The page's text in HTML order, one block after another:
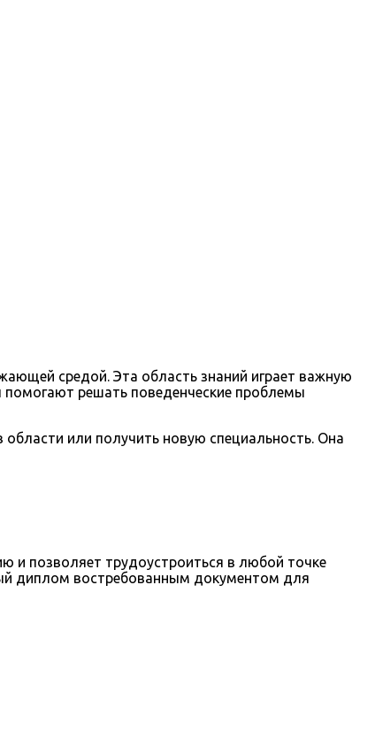
средой. Эта область знаний играет важную
решать поведенческие проблемы
области или получить новую специальность. Она
и позволяет трудоустроиться в любой точке
диплом востребованным документом для